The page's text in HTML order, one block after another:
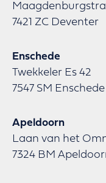
7421 ZC Deventer
Enschede
Twekkeler Es 42
7547 SM Enschede
Apeldoorn
Laan van het
7324 BM